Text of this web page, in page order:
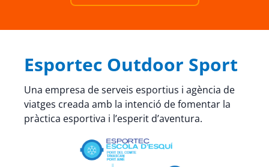
Esportec Outdoor Sport
Una empresa de serveis esportius i agència de
viatges creada amb la intenció de fomentar la
pràctica esportiva i l’esperit d’aventura.